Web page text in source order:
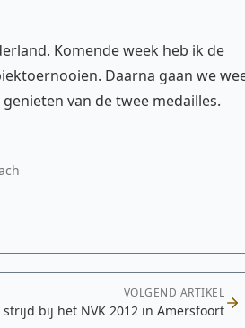
Komende week heb ik de
Daarna gaan we
van de twee medailles.
VOLGEND ARTIKEL
strijd bij het NVK 2012 in Amersfoort